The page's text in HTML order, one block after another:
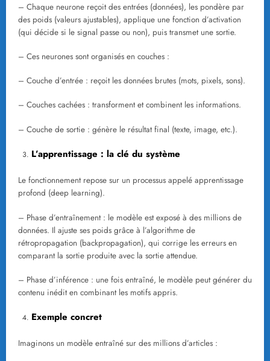
– Chaque neurone reçoit des entrées (données), les pondère par
des poids (valeurs ajustables), applique une fonction d’activation
(qui décide si le signal passe ou non), puis transmet une sortie.
– Ces neurones sont organisés en couches :
– Couche d’entrée : reçoit les données brutes (mots, pixels, sons).
– Couches cachées : transforment et combinent les informations.
– Couche de sortie : génère le résultat final (texte, image, etc.).
L’apprentissage : la clé du système
Le fonctionnement repose sur un processus appelé apprentissage
profond (deep learning).
– Phase d’entraînement : le modèle est exposé à des millions de
données. Il ajuste ses poids grâce à l’algorithme de
rétropropagation (backpropagation), qui corrige les erreurs en
comparant la sortie produite avec la sortie attendue.
– Phase d’inférence : une fois entraîné, le modèle peut générer du
contenu inédit en combinant les motifs appris.
Exemple concret
Imaginons un modèle entraîné sur des millions d’articles :